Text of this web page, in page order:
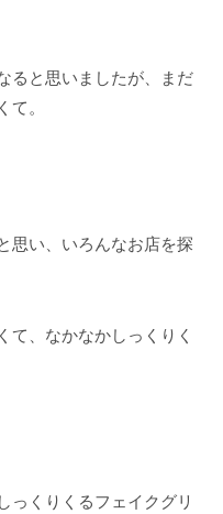
ると思いましたが、まだ
て。
思い、いろんなお店を探
て、なかなかしっくりく
っくりくるフェイクグリ